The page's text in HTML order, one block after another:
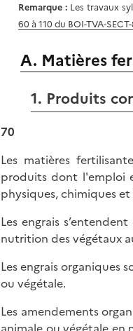
Remarque :Les travaux
60 à 110 du BOI-TVA-
A. Matières
1. Produits
70
Les matières
produits dont l'emploi
physiques, chimiques
Les engrais
nutrition des végétaux
Les engrais organiques
ou végétale.
Les amendements